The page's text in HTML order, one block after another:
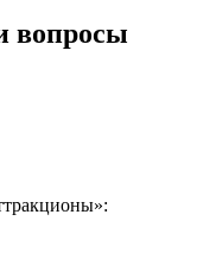
вопросы